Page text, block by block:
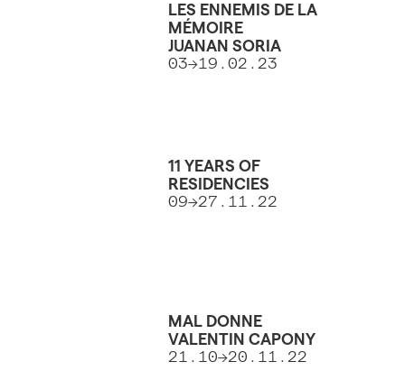
LES ENNEMIS DE LA
MÉMOIRE
JUANAN SORIA
03->19.02.23
11 YEARS OF
RESIDENCIES
09→27.11.22
MAL DONNE
VALENTIN CAPONY
21.10→20.11.22